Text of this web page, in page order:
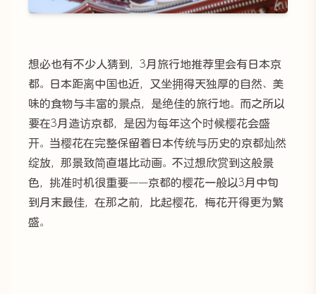
想必也有不少人猜到，3月旅行地推荐里会有日本京
都。日本距离中国也近，又坐拥得天独厚的自然、美
味的食物与丰富的景点，是绝佳的旅行地。而之所以
要在3月造访京都，是因为每年这个时候樱花会盛
开。当樱花在完整保留着日本传统与历史的京都灿然
绽放，那景致简直堪比动画。不过想欣赏到这般景
色，挑准时机很重要——京都的樱花一般以3月中旬
到月末最佳，在那之前，比起樱花，梅花开得更为繁
盛。